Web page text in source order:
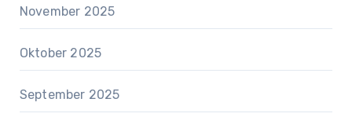
November 2025
Oktober 2025
September 2025